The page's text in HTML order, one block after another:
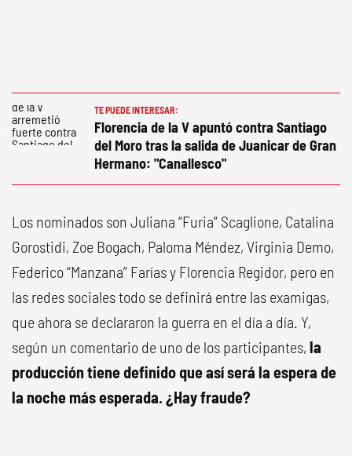
TE PUEDE INTERESAR:
Florencia de la V apuntó contra Santiago
del Moro tras la salida de Juanicar de Gran
Hermano: "Canallesco"
Los nominados son Juliana “Furia” Scaglione, Catalina
Gorostidi, Zoe Bogach, Paloma Méndez, Virginia Demo,
Federico “Manzana” Farías y Florencia Regidor, pero en
las redes sociales todo se definirá entre las examigas,
que ahora se declararon la guerra en el día a día. Y,
según un comentario de uno de los participantes, la
producción tiene definido que así será la espera de
la noche más esperada. ¿Hay fraude?